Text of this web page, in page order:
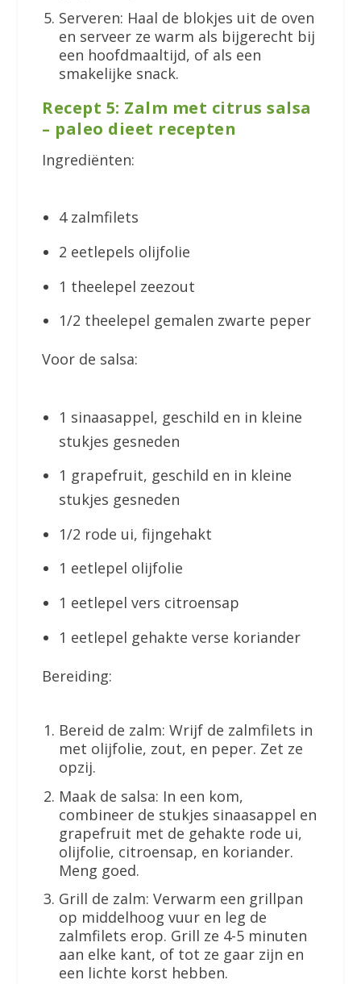
Serveren: Haal de blokjes uit de oven
en serveer ze warm als bijgerecht bij
een hoofdmaaltijd, of als een
smakelijke snack.
Recept 5: Zalm met citrus salsa
– paleo dieet recepten
Ingrediënten:
4 zalmfilets
2 eetlepels olijfolie
1 theelepel zeezout
1/2 theelepel gemalen zwarte peper
Voor de salsa:
1 sinaasappel, geschild en in kleine
stukjes gesneden
1 grapefruit, geschild en in kleine
stukjes gesneden
1/2 rode ui, fijngehakt
1 eetlepel olijfolie
1 eetlepel vers citroensap
1 eetlepel gehakte verse koriander
Bereiding:
Bereid de zalm: Wrijf de zalmfilets in
met olijfolie, zout, en peper. Zet ze
opzij.
Maak de salsa: In een kom,
combineer de stukjes sinaasappel en
grapefruit met de gehakte rode ui,
olijfolie, citroensap, en koriander.
Meng goed.
Grill de zalm: Verwarm een grillpan
op middelhoog vuur en leg de
zalmfilets erop. Grill ze 4-5 minuten
aan elke kant, of tot ze gaar zijn en
een lichte korst hebben.